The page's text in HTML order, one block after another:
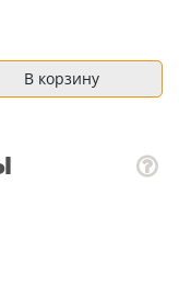
В корзину